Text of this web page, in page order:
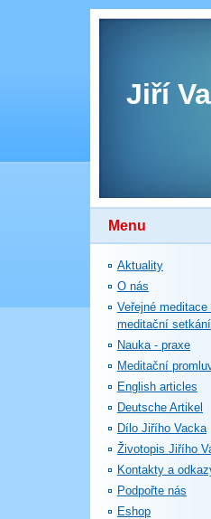
Jiří
Menu
Aktuality
O nás
Veřejné meditace
meditační setkání
Nauka - praxe
Meditační
English articles
Deutsche Artikel
Dílo Jiřího Vacka
Životopis Jiřího
Kontakty a
Podpořte nás
Eshop